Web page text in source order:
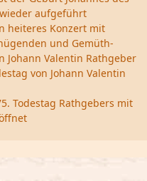
aufgeführt
heiteres Konzert mit
und Gemüth-
Johann Valentin Rathgeber
von Johann Valentin
Todestag Rathgebers mit